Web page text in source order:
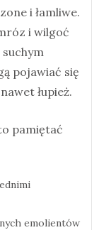
i łamliwe.
i wilgoć
suchym
pojawiać się
łupież.
pamiętać
emolientów